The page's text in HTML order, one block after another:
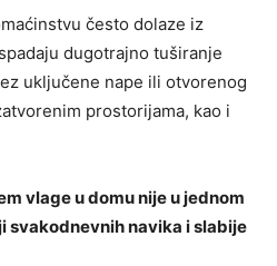
često dolaze iz
dugotrajno tuširanje
uključene nape ili otvorenog
prostorijama, kao i
vlage u domu nije u jednom
svakodnevnih navika i slabije